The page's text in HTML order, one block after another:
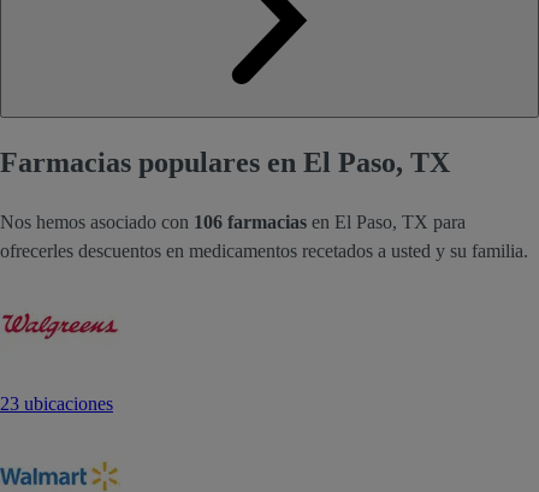
Farmacias populares en El Paso, TX
Nos hemos asociado con 106 farmacias en El Paso, TX para
ofrecerles descuentos en medicamentos recetados a usted y su familia.
23 ubicaciones